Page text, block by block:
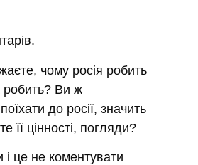
чому росія робить
Ви ж
до росії, значить
її цінності, погляди?
і це не коментувати